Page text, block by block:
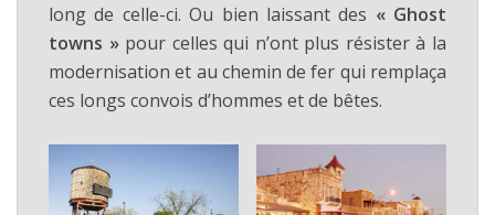
long de celle-ci. Ou bien laissant des « Ghost
towns » pour celles qui n’ont plus résister à la
modernisation et au chemin de fer qui remplaça
ces longs convois d’hommes et de bêtes.